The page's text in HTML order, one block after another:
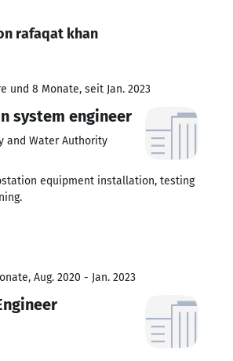
rafaqat khan
und 8 Monate, seit Jan. 2023
system engineer
and Water Authority
equipment installation, testing
Aug. 2020 - Jan. 2023